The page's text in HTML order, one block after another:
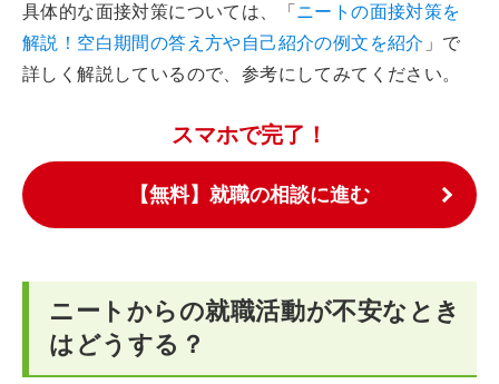
具体的な面接対策については、「ニートの面接対策を
解説！空白期間の答え方や自己紹介の例文を紹介 」で
詳しく解説しているので、参考にしてみてください。
スマホで完了！
【無料】就職の相談に進む
ニートからの就職活動が不安なとき
はどうする？